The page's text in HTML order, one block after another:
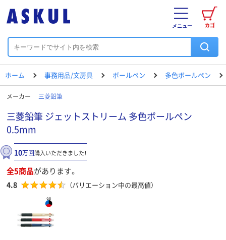
カゴ
メニュー
ホーム 事務用品/文房具 ボールペン 多色ボールペン
メーカー 三菱鉛筆
三菱鉛筆 ジェットストリーム 多色ボールペン
0.5mm
10万回購入いただきました！
全5商品があります。
4.8 （バリエーション中の最高値）